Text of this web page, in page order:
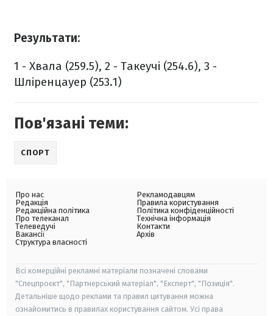
Результати:
1 - Хвала (259.5), 2 - Такеучі (254.6), 3 -
Шліренцауер (253.1)
Пов'язані теми:
СПОРТ
Про нас
Редакція
Редакційна політика
Про телеканал
Телеведучі
Вакансії
Структура власності
Рекламодавцям
Правила користування
Політика конфіденційності
Технічна інформація
Контакти
Архів
Всі комерційні рекламні матеріали позначені словами
"Спецпроєкт", "Партнерський матеріал", "Експерт", "Позиція".
Детальніше щодо реклами та правил цитування можна
ознайомитись в правилах користування сайтом. Усі права